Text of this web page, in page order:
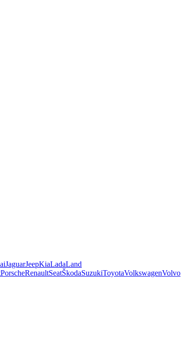
JaguarJeepKiaLadaLand
PorscheRenaultSeatŠkodaSuzukiToyotaVolkswagenVolvo